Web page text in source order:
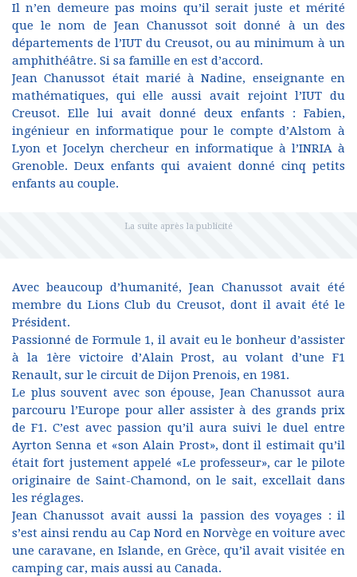
Il n’en demeure pas moins qu’il serait juste et mérité
que le nom de Jean Chanussot soit donné à un des
départements de l’IUT du Creusot, ou au minimum à un
amphithéâtre. Si sa famille en est d’accord.
Jean Chanussot était marié à Nadine, enseignante en
mathématiques, qui elle aussi avait rejoint l’IUT du
Creusot. Elle lui avait donné deux enfants : Fabien,
ingénieur en informatique pour le compte d’Alstom à
Lyon et Jocelyn chercheur en informatique à l’INRIA à
Grenoble. Deux enfants qui avaient donné cinq petits
enfants au couple.
Avec beaucoup d’humanité, Jean Chanussot avait été
membre du Lions Club du Creusot, dont il avait été le
Président.
Passionné de Formule 1, il avait eu le bonheur d’assister
à la 1ère victoire d’Alain Prost, au volant d’une F1
Renault, sur le circuit de Dijon Prenois, en 1981.
Le plus souvent avec son épouse, Jean Chanussot aura
parcouru l’Europe pour aller assister à des grands prix
de F1. C’est avec passion qu’il aura suivi le duel entre
Ayrton Senna et «son Alain Prost», dont il estimait qu’il
était fort justement appelé «Le professeur», car le pilote
originaire de Saint-Chamond, on le sait, excellait dans
les réglages.
Jean Chanussot avait aussi la passion des voyages : il
s’est ainsi rendu au Cap Nord en Norvège en voiture avec
une caravane, en Islande, en Grèce, qu’il avait visitée en
camping car, mais aussi au Canada.